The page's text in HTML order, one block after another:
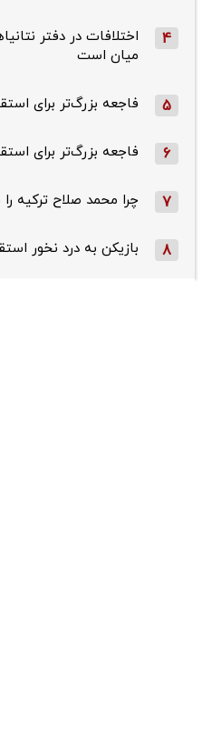
4
اختلافات در دفتر
میان است
5 فاجعه بزرگ‌تر برای
6 فاجعه بزرگ‌تر برای
7 چرا محمد صلاح ترکیه
8 بازیکن به درد نخور